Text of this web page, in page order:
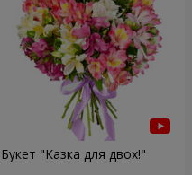
Букет "Казка для двох!"